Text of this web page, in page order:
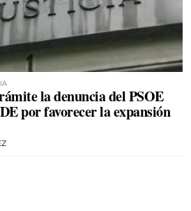
la denuncia del PSOE
por favorecer la expansión